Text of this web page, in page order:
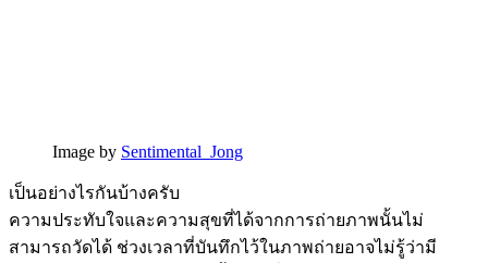
Image by Sentimental_Jong
เป็นอย่างไรกันบ้างครับ
ความประทับใจและความสุขที่ได้จากการถ่ายภาพนั้นไม่
สามารถวัดได้ ช่วงเวลาที่บันทึกไว้ในภาพถ่ายอาจไม่รู้ว่ามี